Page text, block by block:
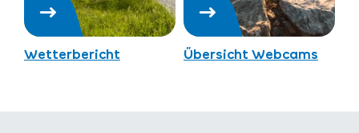
Wetterbericht Übersicht Webcams